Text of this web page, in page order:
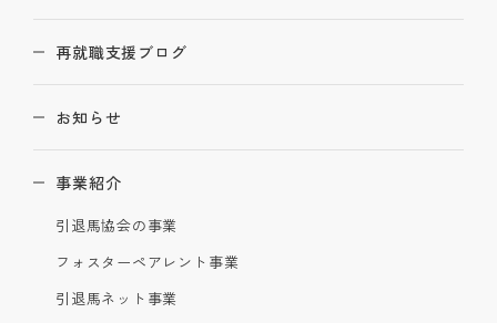
再就職支援ブログ
お知らせ
事業紹介
引退馬協会の事業
フォスターペアレント事業
引退馬ネット事業